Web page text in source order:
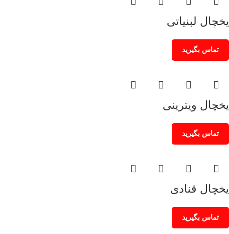
یخچال لبنیاتی
تماس بگیرید
یخچال ویترینی
تماس بگیرید
یخچال قنادی
تماس بگیرید